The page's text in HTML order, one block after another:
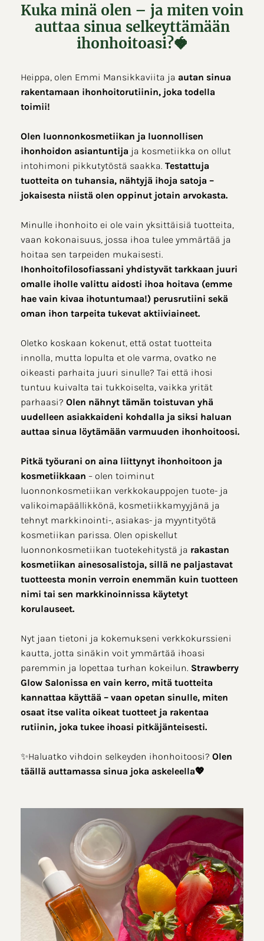
Kuka minä olen – ja miten voin
auttaa sinua selkeyttämään
ihonhoitoasi?🍓
Heippa, olen Emmi Mansikkaviita ja autan sinua
rakentamaan ihonhoitorutiinin, joka todella
toimii!
Olen luonnonkosmetiikan ja luonnollisen
ihonhoidon asiantuntija ja kosmetiikka on ollut
intohimoni pikkutytöstä saakka. Testattuja
tuotteita on tuhansia, nähtyjä ihoja satoja –
jokaisesta niistä olen oppinut jotain arvokasta.
Minulle ihonhoito ei ole vain yksittäisiä tuotteita,
vaan kokonaisuus, jossa ihoa tulee ymmärtää ja
hoitaa sen tarpeiden mukaisesti.
Ihonhoitofilosofiassani yhdistyvät tarkkaan juuri
omalle iholle valittu aidosti ihoa hoitava (emme
hae vain kivaa ihotuntumaa!) perusrutiini sekä
oman ihon tarpeita tukevat aktiiviaineet.
Oletko koskaan kokenut, että ostat tuotteita
innolla, mutta lopulta et ole varma, ovatko ne
oikeasti parhaita juuri sinulle? Tai että ihosi
tuntuu kuivalta tai tukkoiselta, vaikka yrität
parhaasi? Olen nähnyt tämän toistuvan yhä
uudelleen asiakkaideni kohdalla ja siksi haluan
auttaa sinua löytämään varmuuden ihonhoitoosi.
Pitkä työurani on aina liittynyt ihonhoitoon ja
kosmetiikkaan – olen toiminut
luonnonkosmetiikan verkkokauppojen tuote- ja
valikoimapäällikkönä, kosmetiikkamyyjänä ja
tehnyt markkinointi-, asiakas- ja myyntityötä
kosmetiikan parissa. Olen opiskellut
luonnonkosmetiikan tuotekehitystä ja rakastan
kosmetiikan ainesosalistoja, sillä ne paljastavat
tuotteesta monin verroin enemmän kuin tuotteen
nimi tai sen markkinoinnissa käytetyt
korulauseet.
Nyt jaan tietoni ja kokemukseni verkkokurssieni
kautta, jotta sinäkin voit ymmärtää ihoasi
paremmin ja lopettaa turhan kokeilun. Strawberry
Glow Salonissa en vain kerro, mitä tuotteita
kannattaa käyttää – vaan opetan sinulle, miten
osaat itse valita oikeat tuotteet ja rakentaa
rutiinin, joka tukee ihoasi pitkäjänteisesti.
✨Haluatko vihdoin selkeyden ihonhoitoosi? Olen
täällä auttamassa sinua joka askeleella💖